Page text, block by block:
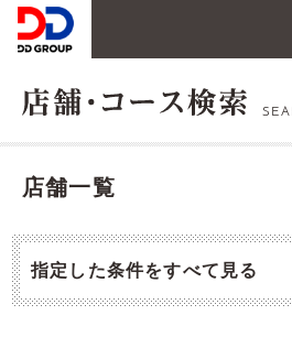
店舗一覧
指定した条件をすべて見る